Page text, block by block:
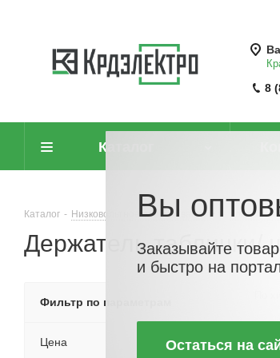
8
Каталог
Каталог - Низковольтное оборудование -
Держатель таблички/
Фильтр по параметрам
Цена
Вы
Заказывайте
и быстро на
Остаться на